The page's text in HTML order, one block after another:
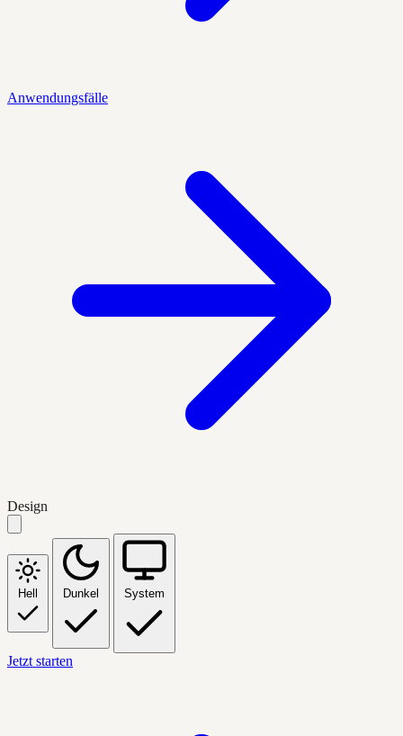
Anwendungsfälle
Design
Hell Dunkel System
Jetzt starten